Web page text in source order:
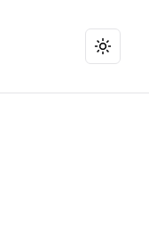
Toggle